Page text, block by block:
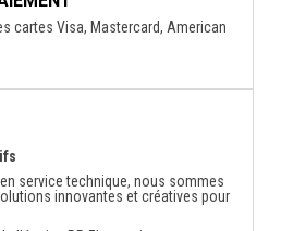
cartes Visa, Mastercard, American
service technique, nous sommes
innovantes et créatives pour